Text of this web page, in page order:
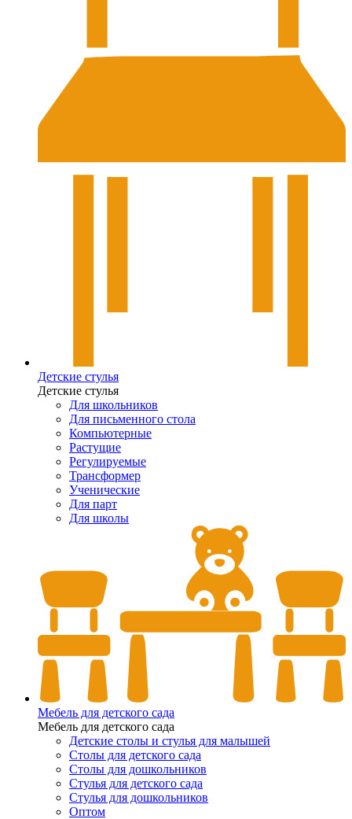
Детские стулья
Детские стулья
Для школьников
Для письменного стола
Компьютерные
Растущие
Регулируемые
Трансформер
Ученические
Для парт
Для школы
Мебель для детского сада
Мебель для детского сада
Детские столы и стулья для малышей
Столы для детского сада
Столы для дошкольников
Стулья для детского сада
Стулья для дошкольников
Оптом